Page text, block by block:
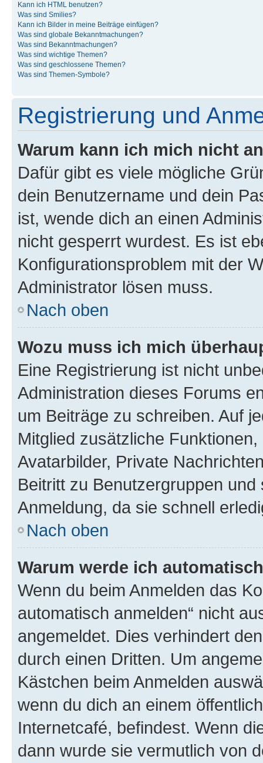
Kann ich HTML benutzen?
Was sind Smilies?
Kann ich Bilder in meine Beiträge einfügen?
Was sind globale Bekanntmachungen?
Was sind Bekanntmachungen?
Was sind wichtige Themen?
Was sind geschlossene Themen?
Was sind Themen-Symbole?
Registrierung und
Warum kann ich mich nicht
Dafür gibt es viele mögliche
dein Benutzername und dein
ist, wende dich an einen
nicht gesperrt wurdest. Es ist
Konfigurationsproblem mit der
Administrator lösen muss.
Nach oben
Wozu muss ich mich
Eine Registrierung ist nicht
Administration dieses Forums
um Beiträge zu schreiben. Auf
Mitglied zusätzliche
Avatarbilder, Private
Beitritt zu Benutzergruppen
Anmeldung, da sie schnell
Nach oben
Warum werde ich
Wenn du beim Anmelden das
automatisch anmelden“ nicht
angemeldet. Dies verhindert
durch einen Dritten. Um
Kästchen beim Anmelden
wenn du dich an einem
Internetcafé, befindest. Wenn
dann wurde sie vermutlich von